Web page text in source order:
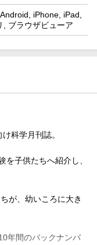
iPhone, iPad,
, ブラウザビューア
科学月刊誌。
を子供たちへ紹介し、
が、幼いころに大き
年間のバックナンバ